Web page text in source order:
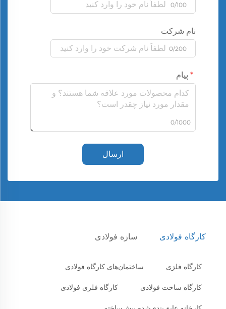
0/100
نام شرکت
0/200
پیام
0/1000
ارسال
کارگاه فولادی سازه فولادی
کارگاه فلزی ساختمان‌های کارگاه فولادی
کارگاه ساخت فولادی کارگاه فلزی فولادی